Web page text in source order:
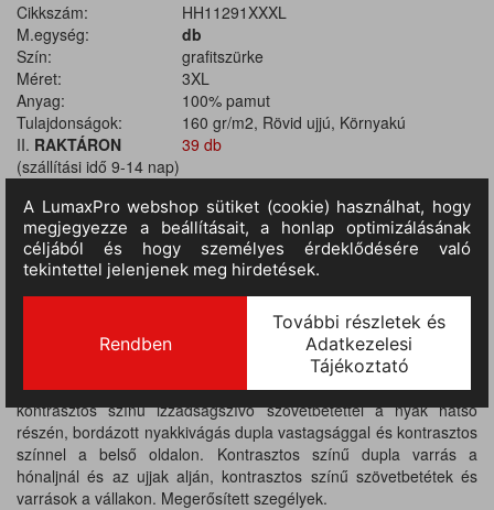
Cikkszám:
HH11291XXXL
M.egység:
db
Szín:
grafitszürke
Méret:
3XL
Anyag:
100% pamut
Tulajdonságok:
160 gr/m2, Rövid ujjú, Környakú
II. RAKTÁRON
(szállítási idő 9-14 nap)
39 db
TERMÉKINFORMÁCIÓ
Anyaga: 100% pamut, anyagvastagság 160 g/m2. Rövid ujjú póló
kontrasztos színű izzadságszívó szövetbetéttel a nyak hátsó
részén, bordázott nyakkivágás dupla vastagsággal és kontrasztos
színnel a belső oldalon. Kontrasztos színű dupla varrás a
hónaljnál és az ujjak alján, kontrasztos színű szövetbetétek és
varrások a vállakon. Megerősített szegélyek.